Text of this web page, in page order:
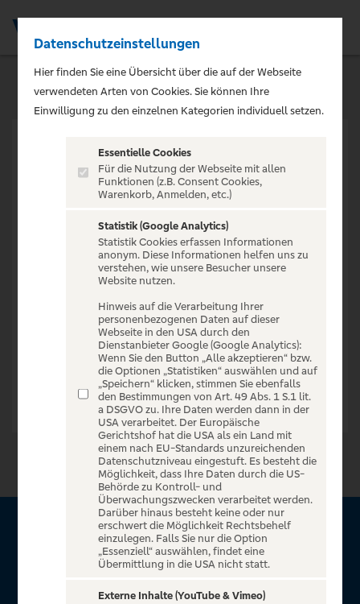
VERANSTALTUNG NICHT
GEFUNDEN
Zur Startseite
Über VR Entertain
für alle Kunden der Volksbanken Raiffeisenbanken. Auf
Datenschutzeinstellungen
Hier finden Sie eine Übersicht über die auf der Webseite
verwendeten Arten von Cookies. Sie können Ihre
Einwilligung zu den einzelnen Kategorien individuell setzen.
Essentielle Cookies
Für die Nutzung der Webseite mit allen
Funktionen (z.B. Consent Cookies,
Warenkorb, Anmelden, etc.)
Statistik (Google Analytics)
Statistik Cookies erfassen Informationen
anonym. Diese Informationen helfen uns zu
verstehen, wie unsere Besucher unsere
Website nutzen.
Hinweis auf die Verarbeitung Ihrer
personenbezogenen Daten auf dieser
Webseite in den USA durch den
Dienstanbieter Google (Google Analytics):
Wenn Sie den Button „Alle akzeptieren“ bzw.
die Optionen „Statistiken“ auswählen und auf
„Speichern“ klicken, stimmen Sie ebenfalls
den Bestimmungen von Art. 49 Abs. 1 S.1 lit.
a DSGVO zu. Ihre Daten werden dann in der
USA verarbeitet. Der Europäische
Gerichtshof hat die USA als ein Land mit
einem nach EU-Standards unzureichenden
Datenschutzniveau eingestuft. Es besteht die
Möglichkeit, dass Ihre Daten durch die US-
Behörde zu Kontroll- und
Überwachungszwecken verarbeitet werden.
Darüber hinaus besteht keine oder nur
erschwert die Möglichkeit Rechtsbehelf
einzulegen. Falls Sie nur die Option
„Essenziell“ auswählen, findet eine
Übermittlung in die USA nicht statt.
Externe Inhalte (YouTube & Vimeo)